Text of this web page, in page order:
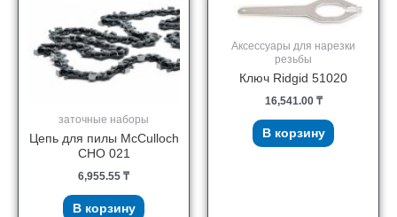
заточные наборы
Цепь для пилы McCulloch
CHO 021
6,955.55 ₸
В корзину
Аксессуары для нарезки
резьбы
Ключ Ridgid 51020
16,541.00 ₸
В корзину